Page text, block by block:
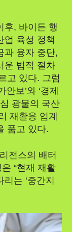
후, 바이든 행
업 육성 정책
과 융자 중단,
운 법적 절차
고 있다. 그럼
보’와 ‘경제
광물의 국산
재활용 업계
품고 있다.
전스의 배터
“현재 재활
는 ‘중간지